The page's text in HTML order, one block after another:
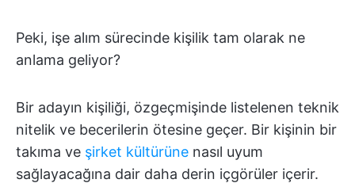
Peki, işe alım sürecinde kişilik tam olarak ne
anlama geliyor?
Bir adayın kişiliği, özgeçmişinde listelenen teknik
nitelik ve becerilerin ötesine geçer. Bir kişinin bir
takıma ve şirket kültürüne nasıl uyum
sağlayacağına dair daha derin içgörüler içerir.